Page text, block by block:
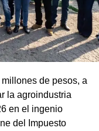
de pesos, a
la agroindustria
en el ingenio
del Impuesto